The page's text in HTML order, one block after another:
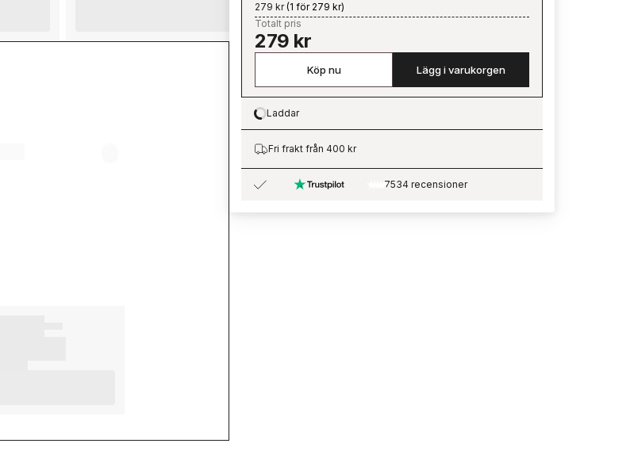
279 kr(1 för 279 kr)
Totalt pris
279 kr
Köp nu Lägg i varukorgen
Loading…
Laddar
Fri frakt från 400 kr
7534 recensioner